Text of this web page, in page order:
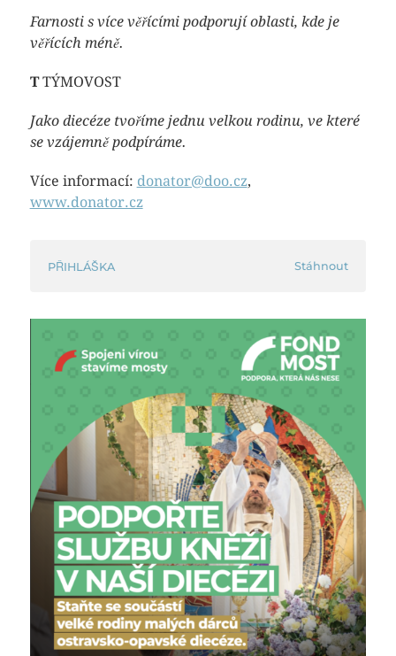
Farnosti s více věřícími podporují oblasti, kde je
věřících méně.
TTÝMOVOST
Jako diecéze tvoříme jednu velkou rodinu, ve které
se vzájemně podpíráme.
Více informací: donator@doo.cz,
www.donator.cz
PŘIHLÁŠKA Stáhnout